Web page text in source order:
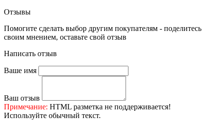
Отзывы
Помогите сделать выбор другим покупателям - поделитесь
своим мнением, оставьте свой отзыв
Написать отзыв
Ваше имя
Ваш отзыв
Примечание: HTML разметка не поддерживается!
Используйте обычный текст.